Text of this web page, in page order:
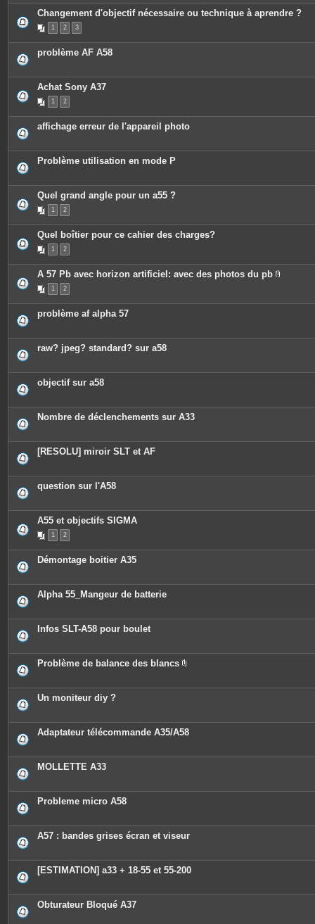
e
s
Changement d'objectif nécessaire ou technique à aprendre ?
1 2 3
problème AF A58
Achat Sony A37
1 2
affichage erreur de l'appareil photo
Problème utilisation en mode P
Quel grand angle pour un a55 ?
1 2
Quel boîtier pour ce cahier des charges?
1 2
A 57 Pb avec horizon artificiel: avec des photos du pb
c
o
e
1 2
problème af alpha 57
raw? jpeg? standard? sur a58
objectif sur a58
Nombre de déclenchements sur A33
[RESOLU] miroir SLT et AF
question sur l'A58
A55 et objectifs SIGMA
1 2
Démontage boitier A35
Alpha 55_Mangeur de batterie
Infos SLT-A58 pour boulet
Problème de balance des blancs
è
j
o
i
t
Un moniteur diy ?
Adaptateur télécommande A35/A58
MOLLETTE A33
Probleme micro A58
A57 : bandes grises écran et viseur
[ESTIMATION] a33 + 18-55 et 55-200
Obturateur Bloqué A37